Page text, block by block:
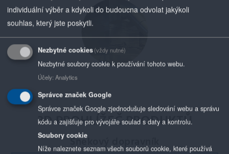
3D PROHLÍŽEČ PRODUKTŮ
Šnekový dopravník
individuální výběr a kdykoli do budoucna odvolat jakýkoli
souhlas, který jste poskytli.
Nezbytné cookies(vždy nutné)
Nezbytné soubory cookie k používání tohoto webu.
Účely: Analytics
Správce značek Google
Správce značek Google zjednodušuje sledování webu a správu
kódu a zajišťuje pro vývojáře soulad s daty a kontrolu.
Soubory cookie
Níže naleznete seznam všech souborů cookie, které používá